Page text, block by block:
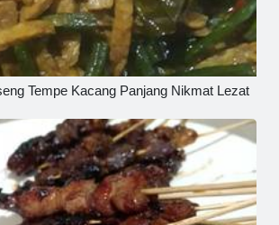
Tempe Kacang Panjang Nikmat Lezat